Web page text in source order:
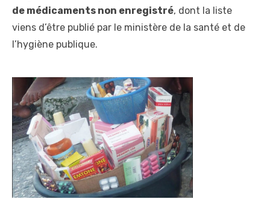
de médicaments non enregistré, dont la liste
viens d’être publié par le ministère de la santé et de
l’hygiène publique.